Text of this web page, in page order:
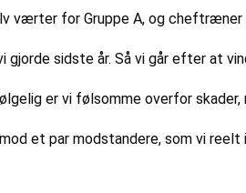
værter for Gruppe A, og
gjorde sidste år. Så vi går efter at
er vi følsomme overfor
et par modstandere, som vi